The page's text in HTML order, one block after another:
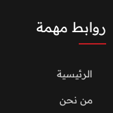
روابط مهمة
الرئيسية
من نحن